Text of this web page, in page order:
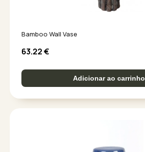
Bamboo Wall Vase
63.22€
Adicionar ao carrinho